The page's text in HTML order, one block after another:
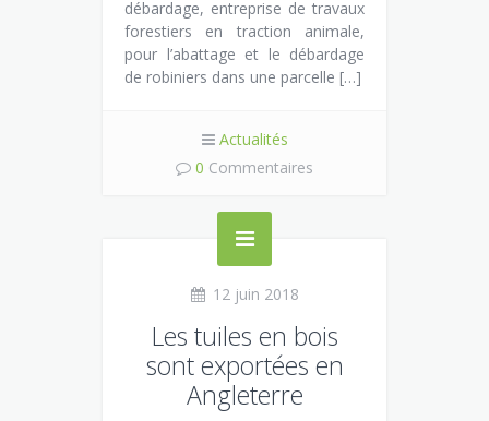
débardage, entreprise de travaux
forestiers en traction animale,
pour l’abattage et le débardage
de robiniers dans une parcelle […]
Actualités
0 Commentaires
12 juin 2018
Les tuiles en bois
sont exportées en
Angleterre